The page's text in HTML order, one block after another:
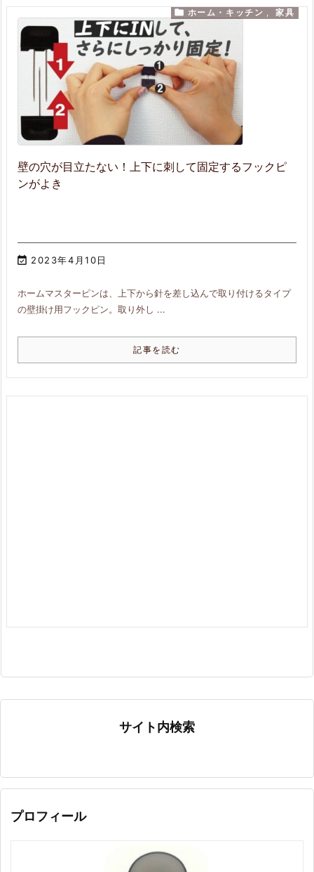
壁の穴が目立たない！上下に刺して固定するフックピ
ンがよき
 2023年4月10日
 ホーム・キッチン , 家具
ホームマスターピンは、上下から針を差し込んで取り付けるタイプ
の壁掛け用フックピン。取り外し ...
記事を読む
サイト内検索
プロフィール